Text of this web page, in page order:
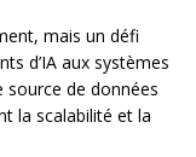
mais un défi
d’IA aux systèmes
source de données
la scalabilité et la